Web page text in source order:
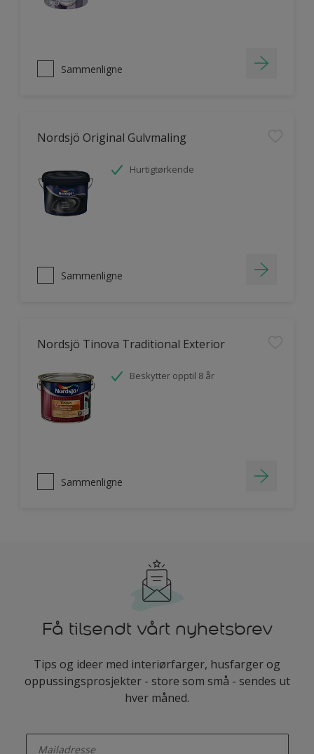
Sammenligne
Nordsjö Original Gulvmaling
Hurtigtørkende
Sammenligne
Nordsjö Tinova Traditional Exterior
Beskytter opptil 8 år
Sammenligne
Få tilsendt vårt nyhetsbrev
Tips og ideer med interiørfarger, husfarger og
oppussingsprosjekter - store som små - sendes ut
hver måned.